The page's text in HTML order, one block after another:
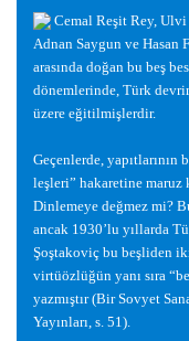
Cemal Reşit Rey, Ulvi
Adnan Saygun ve
arasında doğan bu beş
dönemlerinde, Türk
üzere eğitilmişlerdir.
Geçenlerde, yapıtlarının
leşleri” hakaretine maruz
Dinlemeye değmez mi?
ancak 1930’lu yıllarda
Şoştakoviç bu beşliden
virtüözlüğün yanı sıra
yazmıştır (Bir Sovyet
Yayınları, s. 51).